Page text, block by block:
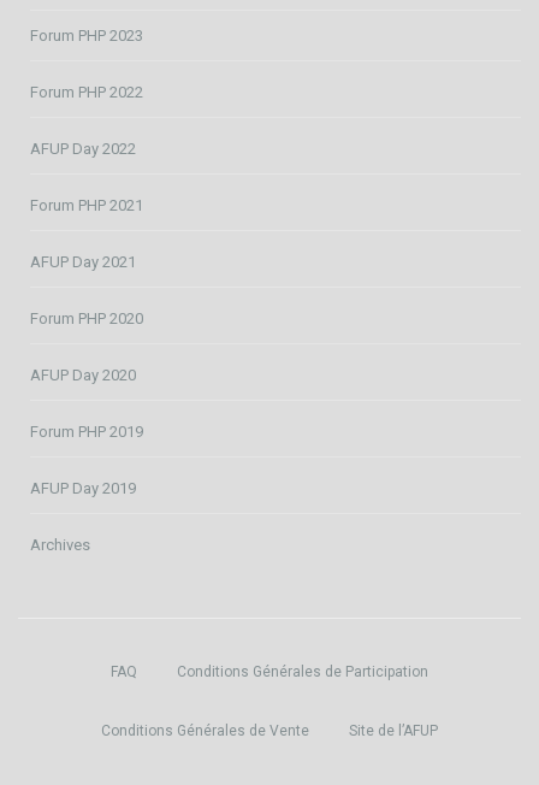
Forum PHP 2023
Forum PHP 2022
AFUP Day 2022
Forum PHP 2021
AFUP Day 2021
Forum PHP 2020
AFUP Day 2020
Forum PHP 2019
AFUP Day 2019
Archives
FAQ Conditions Générales de Participation
Conditions Générales de Vente Site de l’AFUP